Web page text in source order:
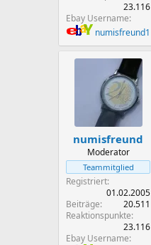
23.116
Ebay Username
numisfreund1
numisfreund
Moderator
Teammitglied
Registriert
01.02.2005
Beiträge
20.511
Reaktionspunkte
23.116
Ebay Username